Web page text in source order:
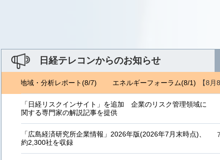
日経テレコンからのお知らせ
【8
ロ地域・分析レポート(8/7) エネルギーフォーラム(8/1) ジェ
「日経リスクインサイト」を追加 企業のリスク管理領域に
関する専門家の解説記事を提供
「広島経済研究所企業情報」2026年版(2026年7月末時点)、
約2,300社を収録